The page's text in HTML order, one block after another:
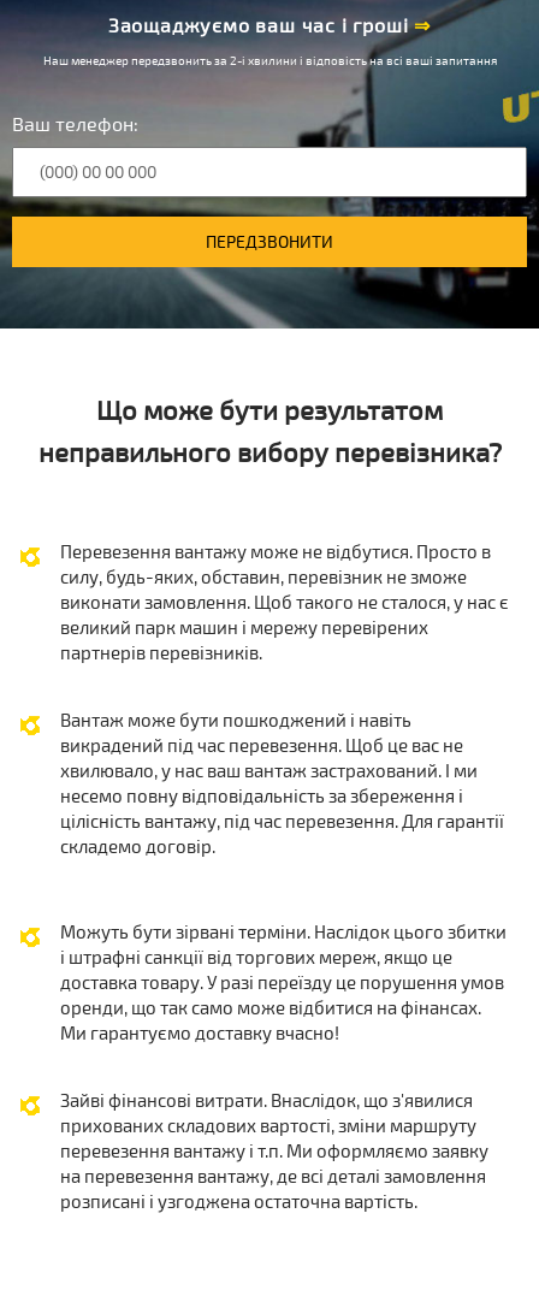
Заощаджуємо ваш час і гроші⇒
Наш менеджер передзвонить за 2-і хвилини і відповість на всі ваші запитання
Ваш телефон:
ПЕРЕДЗВОНИТИ
Що може бути результатом
неправильного вибору перевізника?
Перевезення вантажу може не відбутися. Просто в
силу, будь-яких, обставин, перевізник не зможе
виконати замовлення. Щоб такого не сталося, у нас є
великий парк машин і мережу перевірених
партнерів перевізників.
Вантаж може бути пошкоджений і навіть
викрадений під час перевезення. Щоб це вас не
хвилювало, у нас ваш вантаж застрахований. І ми
несемо повну відповідальність за збереження і
цілісність вантажу, під час перевезення. Для гарантії
складемо договір.
Можуть бути зірвані терміни. Наслідок цього збитки
і штрафні санкції від торгових мереж, якщо це
доставка товару. У разі переїзду це порушення умов
оренди, що так само може відбитися на фінансах.
Ми гарантуємо доставку вчасно!
Зайві фінансові витрати. Внаслідок, що з'явилися
прихованих складових вартості, зміни маршруту
перевезення вантажу і т.п. Ми оформляємо заявку
на перевезення вантажу, де всі деталі замовлення
розписані і узгоджена остаточна вартість.